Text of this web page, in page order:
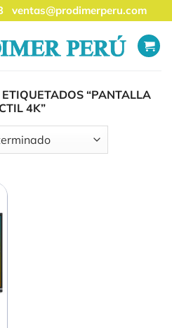
ventas@prodimerperu.com
“PANTALLA
4K”